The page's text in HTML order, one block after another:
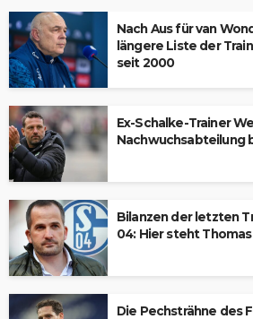
Nach Aus für van
längere Liste der
seit 2000
Ex-Schalke-Trainer
Nachwuchsabteilung
Bilanzen der letzten
04: Hier steht Thomas
Die Pechsträhne des